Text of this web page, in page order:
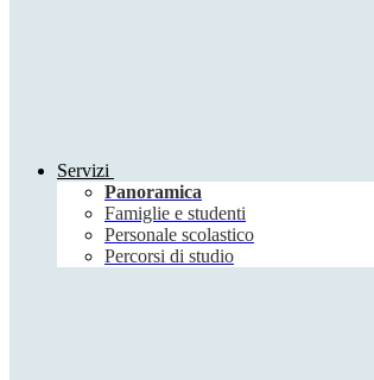
Servizi
Panoramica
Famiglie e studenti
Personale scolastico
Percorsi di studio